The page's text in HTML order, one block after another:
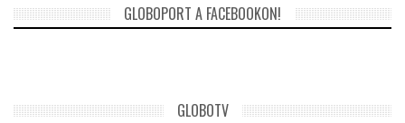
GLOBOPORT A FACEBOOKON!
GLOBOTV